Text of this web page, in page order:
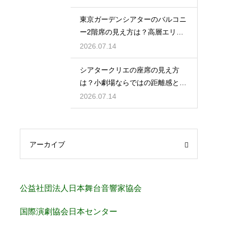
東京ガーデンシアターのバルコニ
ー2階席の見え方は？高層エリア
からの視界と音響をチェック
2026.07.14
シアタークリエの座席の見え方
は？小劇場ならではの距離感と見
やすさを解説
2026.07.14
アーカイブ
公益社団法人日本舞台音響家協会
国際演劇協会日本センター